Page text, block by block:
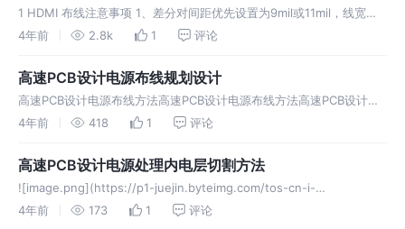
1 HDMI 布线注意事项 1、差分对间距优先设置为9mil或11mil，线宽推
荐使用5-8mil，线宽可根据实际产品做调整；如果走线够宽，则其阻抗
4年前 2.8k 1 评论
高速PCB设计电源布线规划设计
高速PCB设计电源布线方法高速PCB设计电源布线方法高速PCB设计电
源布线方法高速PCB设计电源布线方法高速PCB设计电源布线方法高速1
4年前 418 1 评论
高速PCB设计电源处理内电层切割方法
![image.png](https://p1-juejin.byteimg.com/tos-cn-i-
k3u1fbpfcp/0684be9919c841048497cbfd76a9800f~tplv
4年前 173 1 评论